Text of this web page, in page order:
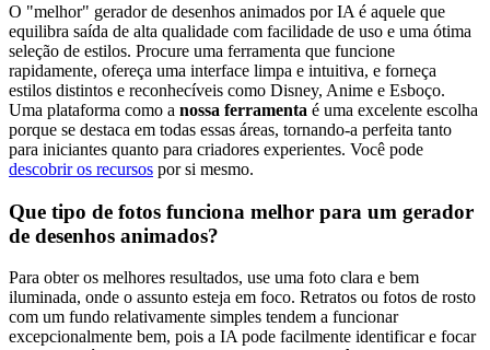
O "melhor" gerador de desenhos animados por IA é aquele que
equilibra saída de alta qualidade com facilidade de uso e uma ótima
seleção de estilos. Procure uma ferramenta que funcione
rapidamente, ofereça uma interface limpa e intuitiva, e forneça
estilos distintos e reconhecíveis como Disney, Anime e Esboço.
Uma plataforma como a nossa ferramenta é uma excelente escolha
porque se destaca em todas essas áreas, tornando-a perfeita tanto
para iniciantes quanto para criadores experientes. Você pode
descobrir os recursos por si mesmo.
Que tipo de fotos funciona melhor para um gerador
de desenhos animados?
Para obter os melhores resultados, use uma foto clara e bem
iluminada, onde o assunto esteja em foco. Retratos ou fotos de rosto
com um fundo relativamente simples tendem a funcionar
excepcionalmente bem, pois a IA pode facilmente identificar e focar